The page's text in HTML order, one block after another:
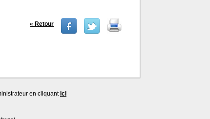
« Retour
en cliquantici